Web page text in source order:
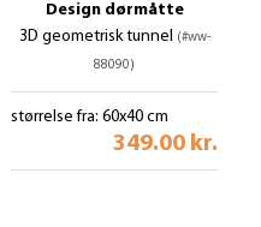
Design dørmåtte
3D geometrisk tunnel (#ww-
88090)
størrelse fra: 60x40 cm
349.00 kr.